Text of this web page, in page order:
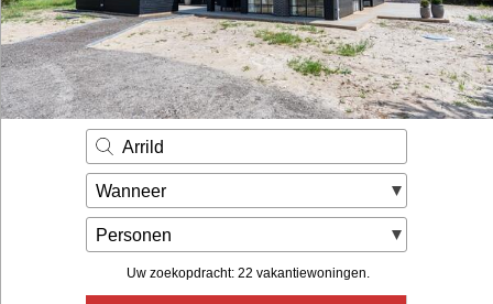
Arrild
Wanneer
Personen
Uw zoekopdracht: 22 vakantiewoningen.